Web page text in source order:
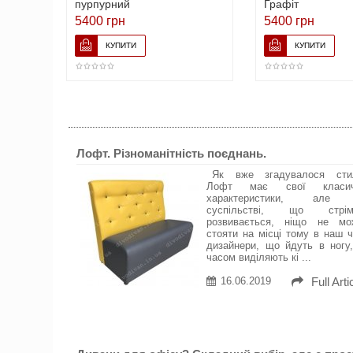
пурпурний
5400 грн
Графіт
5400 грн
Лофт. Різноманітність поєднань.
Як вже згадувалося
Лофт має свої
характеристики,
суспільстві, що
розвивається, ніщо не
стояти на місці тому в наш
дизайнери, що йдуть в
часом виділяють кі ...
16.06.2019
Full